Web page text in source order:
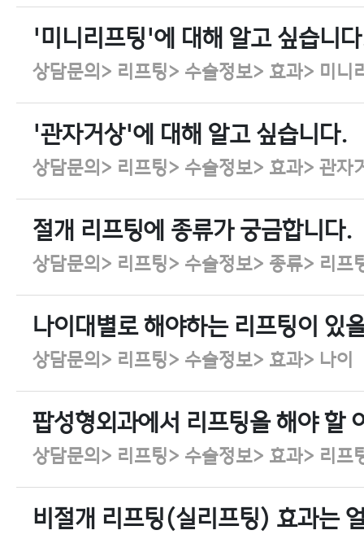
'미니리프팅'에 대해 알고 싶습니
상담문의> 리프팅> 수술정보> 효과> 미니
'관자거상'에 대해 알고 싶습니다.
상담문의> 리프팅> 수술정보> 효과> 관자
절개 리프팅에 종류가 궁금합니다.
상담문의> 리프팅> 수술정보> 종류> 리프
나이대별로 해야하는 리프팅이 있
상담문의> 리프팅> 수술정보> 효과> 나이
팝성형외과에서 리프팅을 해야 할
상담문의> 리프팅> 수술정보> 효과> 리프
비절개 리프팅(실리프팅) 효과는